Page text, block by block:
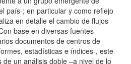
país-; en particular y como reflejo
en detalle el cambio de flujos
base en diversas fuentes
documentos de centros de
estadísticas e índices-, este
un análisis doble –a nivel de lo